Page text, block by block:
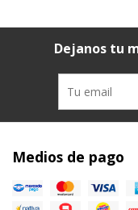
Dejanos tu
Medios de pago